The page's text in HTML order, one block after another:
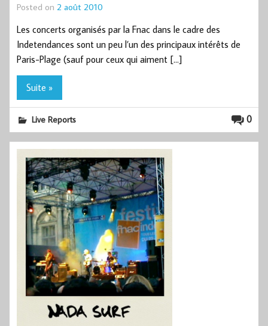
Posted on 2 août 2010
Les concerts organisés par la Fnac dans le cadre des
Indetendances sont un peu l’un des principaux intérêts de
Paris-Plage (sauf pour ceux qui aiment […]
Suite »
0
Live Reports